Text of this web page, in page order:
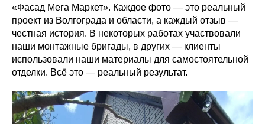
«Фасад Мега Маркет». Каждое фото — это реальный
проект из Волгограда и области, а каждый отзыв —
честная история. В некоторых работах участвовали
наши монтажные бригады, в других — клиенты
использовали наши материалы для самостоятельной
отделки. Всё это — реальный результат.